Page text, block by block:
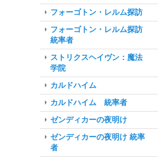
フォーゴトン・レルム探訪
フォーゴトン・レルム探訪
統率者
ストリクスヘイヴン：魔法
学院
カルドハイム
カルドハイム 統率者
ゼンディカーの夜明け
ゼンディカーの夜明け 統率
者